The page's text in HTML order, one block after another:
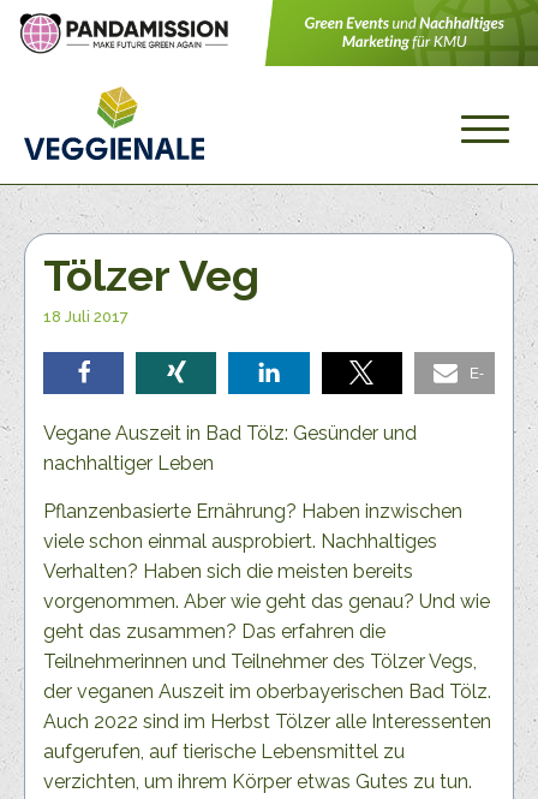
Tölzer Veg
18 Juli 2017
teilen teilen teilen
E-
Vegane Auszeit in Bad Tölz: Gesünder und
nachhaltiger Leben
Pflanzenbasierte Ernährung? Haben inzwischen
viele schon einmal ausprobiert. Nachhaltiges
Verhalten? Haben sich die meisten bereits
vorgenommen. Aber wie geht das genau? Und wie
geht das zusammen? Das erfahren die
Teilnehmerinnen und Teilnehmer des Tölzer Vegs,
der veganen Auszeit im oberbayerischen Bad Tölz.
Auch 2022 sind im Herbst Tölzer alle Interessenten
aufgerufen, auf tierische Lebensmittel zu
verzichten, um ihrem Körper etwas Gutes zu tun.